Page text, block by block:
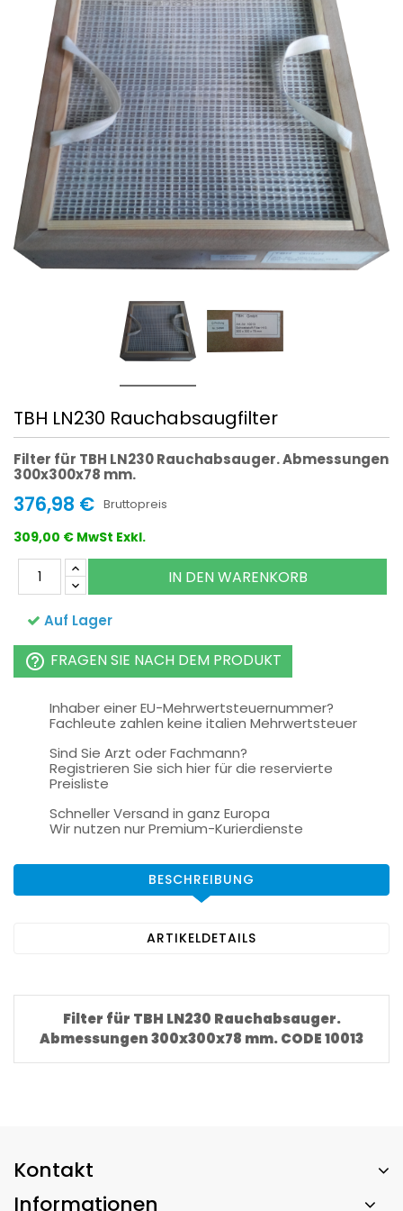
TBH LN230 Rauchabsaugfilter
Filter für TBH LN230 Rauchabsauger. Abmessungen
300x300x78 mm.
376,98 € Bruttopreis
309,00 € MwSt Exkl.
IN DEN WARENKORB
Auf Lager
help_outline FRAGEN SIE NACH DEM PRODUKT
Inhaber einer EU-Mehrwertsteuernummer?
Fachleute zahlen keine italien Mehrwertsteuer
Sind Sie Arzt oder Fachmann?
Registrieren Sie sich hier für die reservierte
Preisliste
Schneller Versand in ganz Europa
Wir nutzen nur Premium-Kurierdienste
BESCHREIBUNG
ARTIKELDETAILS
Filter für TBH LN230 Rauchabsauger.
Abmessungen 300x300x78 mm. CODE 10013
Kontakt
Informationen